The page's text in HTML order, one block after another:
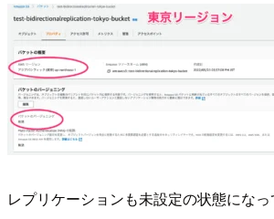
レプリケーションも未設定の状態になっ